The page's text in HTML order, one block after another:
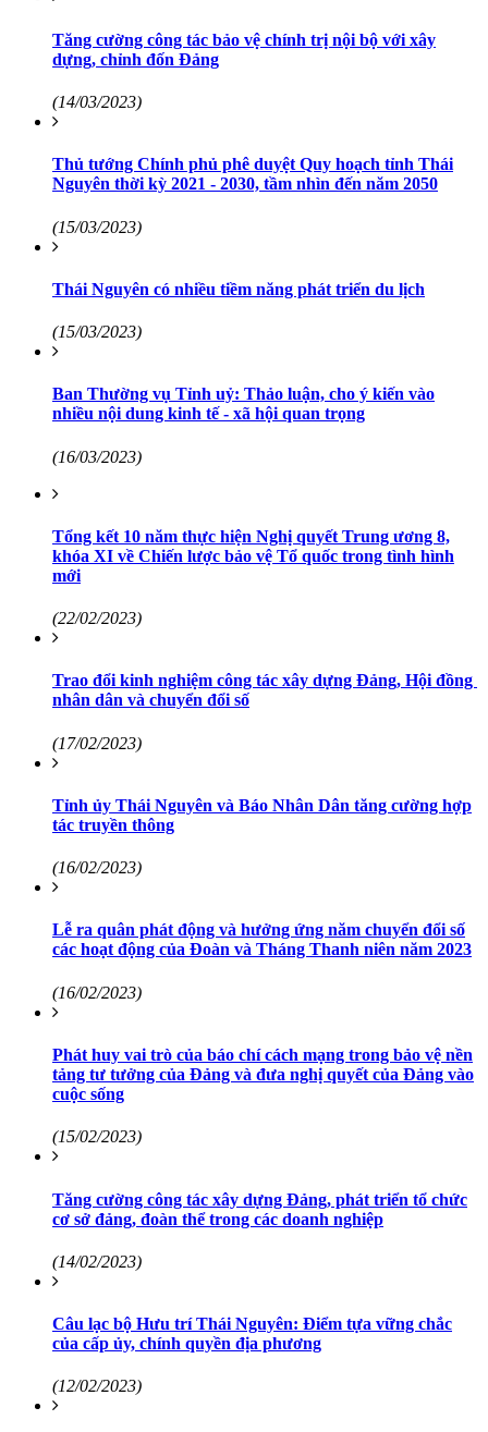
Tăng cường công tác bảo vệ chính trị nội bộ với xây
dựng, chỉnh đốn Đảng
(14/03/2023)
Thủ tướng Chính phủ phê duyệt Quy hoạch tỉnh Thái
Nguyên thời kỳ 2021 - 2030, tầm nhìn đến năm 2050
(15/03/2023)
Thái Nguyên có nhiều tiềm năng phát triển du lịch
(15/03/2023)
Ban Thường vụ Tỉnh uỷ: Thảo luận, cho ý kiến vào
nhiều nội dung kinh tế - xã hội quan trọng
(16/03/2023)
Tổng kết 10 năm thực hiện Nghị quyết Trung ương 8,
khóa XI về Chiến lược bảo vệ Tổ quốc trong tình hình
mới
(22/02/2023)
Trao đổi kinh nghiệm công tác xây dựng Đảng, Hội đồng
nhân dân và chuyển đổi số
(17/02/2023)
Tỉnh ủy Thái Nguyên và Báo Nhân Dân tăng cường hợp
tác truyền thông
(16/02/2023)
Lễ ra quân phát động và hưởng ứng năm chuyển đổi số
các hoạt động của Đoàn và Tháng Thanh niên năm 2023
(16/02/2023)
Phát huy vai trò của báo chí cách mạng trong bảo vệ nền
tảng tư tưởng của Đảng và đưa nghị quyết của Đảng vào
cuộc sống
(15/02/2023)
Tăng cường công tác xây dựng Đảng, phát triển tổ chức
cơ sở đảng, đoàn thể trong các doanh nghiệp
(14/02/2023)
Câu lạc bộ Hưu trí Thái Nguyên: Điểm tựa vững chắc
của cấp ủy, chính quyền địa phương
(12/02/2023)